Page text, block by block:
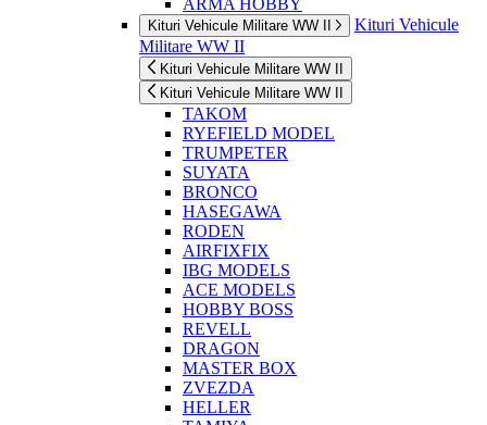
ARMA HOBBY
Kituri Vehicule Militare WW II
Kituri Vehicule
Militare WW II
Kituri Vehicule Militare WW II
Kituri Vehicule Militare WW II
TAKOM
RYEFIELD MODEL
TRUMPETER
SUYATA
BRONCO
HASEGAWA
RODEN
AIRFIXFIX
IBG MODELS
ACE MODELS
HOBBY BOSS
REVELL
DRAGON
MASTER BOX
ZVEZDA
HELLER